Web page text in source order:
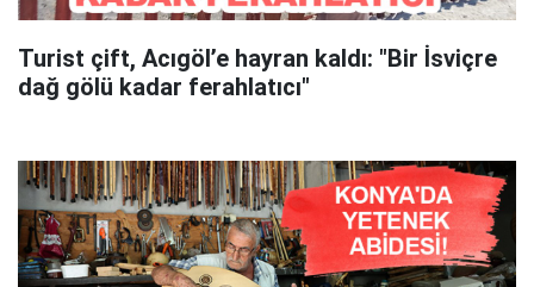
Turist çift, Acıgöl’e hayran kaldı: "Bir İsviçre
dağ gölü kadar ferahlatıcı"